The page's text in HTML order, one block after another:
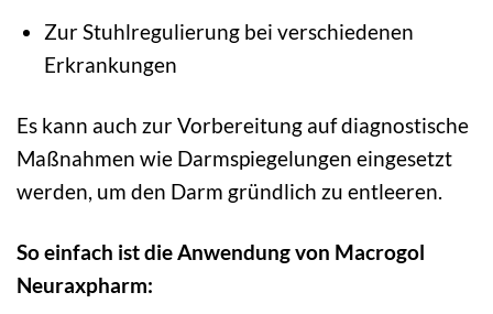
Zur Stuhlregulierung bei verschiedenen
Erkrankungen
Es kann auch zur Vorbereitung auf diagnostische
Maßnahmen wie Darmspiegelungen eingesetzt
werden, um den Darm gründlich zu entleeren.
So einfach ist die Anwendung von Macrogol
Neuraxpharm: